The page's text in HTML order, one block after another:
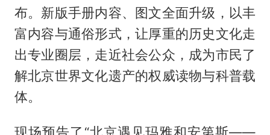
布。新版手册内容、图文全面升级，以丰
富内容与通俗形式，让厚重的历史文化走
出专业圈层，走近社会公众，成为市民了
解北京世界文化遗产的权威读物与科普载
体。
现场预告了“北京遇见玛雅和安第斯——